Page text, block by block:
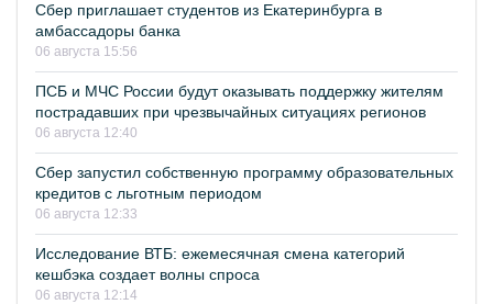
Сбер приглашает студентов из Екатеринбурга в
амбассадоры банка
06 августа 15:56
ПСБ и МЧС России будут оказывать поддержку жителям
пострадавших при чрезвычайных ситуациях регионов
06 августа 12:40
Сбер запустил собственную программу образовательных
кредитов с льготным периодом
06 августа 12:33
Исследование ВТБ: ежемесячная смена категорий
кешбэка создает волны спроса
06 августа 12:14